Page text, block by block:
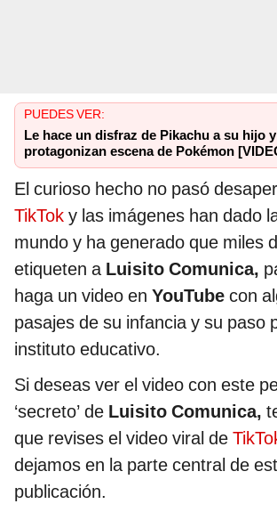
PUEDES VER:
Le hace un disfraz de Pikachu a su hijo
protagonizan escena de Pokémon
El curioso hecho no pasó
TikTok y las imágenes han dado
mundo y ha generado que miles
etiqueten a Luisito Comunica,
haga un video en YouTube con
pasajes de su infancia y su paso
instituto educativo.
Si deseas ver el video con este
‘secreto’ de Luisito Comunica,
que revises el video viral de
dejamos en la parte central de
publicación.